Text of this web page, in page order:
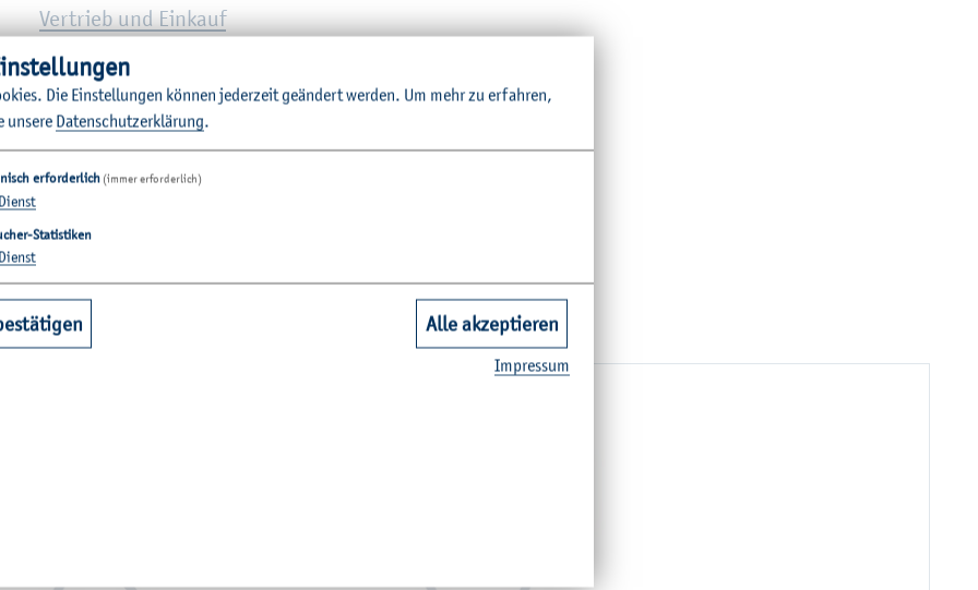
Ver­trieb und Ein­kauf
- so geht's
Die Ein­stel­lun­gen kön­nen je­der­zeit ge­än­dert wer­den. Um mehr zu er­fah­ren,
un­se­re Da­ten­schut­z­er­klä­rung.
erforderlich (immer erforderlich)
Dienst
Statistiken
Dienst
Alle akzeptieren
Im­pres­sum